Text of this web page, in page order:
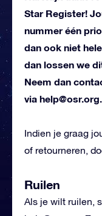
Star Register!
nummer één
dan ook niet
dan lossen we
Neem dan
via help@osr.org.
Indien je graag
of retourneren,
Ruilen
Als je wilt ruilen,